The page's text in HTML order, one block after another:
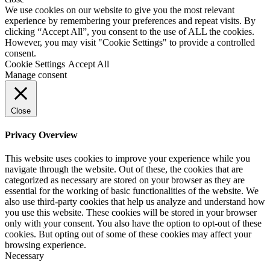
We use cookies on our website to give you the most relevant
experience by remembering your preferences and repeat visits. By
clicking “Accept All”, you consent to the use of ALL the cookies.
However, you may visit "Cookie Settings" to provide a controlled
consent.
Cookie Settings Accept All
Manage consent
Close
Privacy Overview
This website uses cookies to improve your experience while you
navigate through the website. Out of these, the cookies that are
categorized as necessary are stored on your browser as they are
essential for the working of basic functionalities of the website. We
also use third-party cookies that help us analyze and understand how
you use this website. These cookies will be stored in your browser
only with your consent. You also have the option to opt-out of these
cookies. But opting out of some of these cookies may affect your
browsing experience.
Necessary